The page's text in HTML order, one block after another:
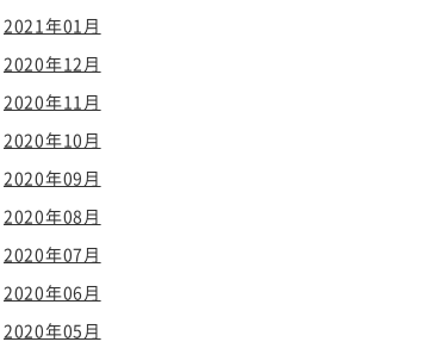
2021年01月
2020年12月
2020年11月
2020年10月
2020年09月
2020年08月
2020年07月
2020年06月
2020年05月